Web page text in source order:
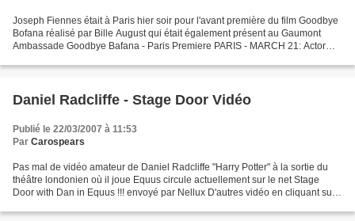
Joseph Fiennes était à Paris hier soir pour l'avant première du film Goodbye
Bofana réalisé par Bille August qui était également présent au Gaumont
Ambassade Goodbye Bafana - Paris Premiere PARIS - MARCH 21: Actor
Daniel Radcliffe - Stage Door Vidéo
Publié le 22/03/2007 à 11:53
Par Carospears
Pas mal de vidéo amateur de Daniel Radcliffe "Harry Potter" à la sortie du
théâtre londonien où il joue Equus circule actuellement sur le net Stage
Door with Dan in Equus !!! envoyé par Nellux D'autres vidéo en cliquant sur
http://www.dailymotion.com/visited/search/Radcliffe/video/x18zjy_daniel-